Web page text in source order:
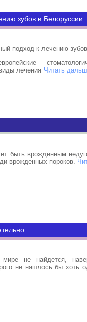
зубов в Белоруссии
подход к лечению
лечения Читать
быть врожденным
врожденных пороков.
не найдется,
не нашлось бы хоть